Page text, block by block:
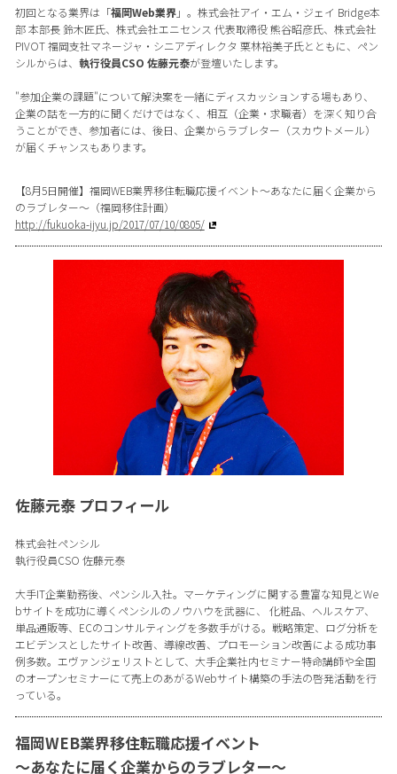
初回となる業界は「福岡Web業界」。株式会社アイ・エム・ジェイ Bridge本
部 本部長 鈴木匠氏、株式会社エニセンス 代表取締役 熊谷昭彦氏、株式会社
PIVOT 福岡支社マネージャ・シニアディレクタ 栗林裕美子氏とともに、ペン
シルからは、 執行役員CSO 佐藤元泰が登壇いたします。
"参加企業の課題"について解決案を一緒にディスカッションする場もあり、
企業の話を一方的に聞くだけではなく、相互（企業・求職者）を深く知り合
うことができ、参加者には、後日、企業からラブレター（スカウトメール）
が届くチャンスもあります。
【8月5日開催】福岡WEB業界移住転職応援イベント〜あなたに届く企業から
のラブレター〜（福岡移住計画）
http://fukuoka-ijyu.jp/2017/07/10/0805/
佐藤元泰 プロフィール
株式会社ペンシル
執行役員CSO 佐藤元泰
大手IT企業勤務後、ペンシル入社。マーケティングに関する豊富な知見とWe
bサイトを成功に導くペンシルのノウハウを武器に、 化粧品、ヘルスケア、
単品通販等、ECのコンサルティングを多数手がける。戦略策定、ログ分析を
エビデンスとしたサイト改善、導線改善、プロモーション改善による成功事
例多数。エヴァンジェリストとして、大手企業社内セミナー特命講師や全国
のオープンセミナーにて売上のあがるWebサイト構築の手法の啓発活動を行
っている。
福岡WEB業界移住転職応援イベント
〜あなたに届く企業からのラブレター〜